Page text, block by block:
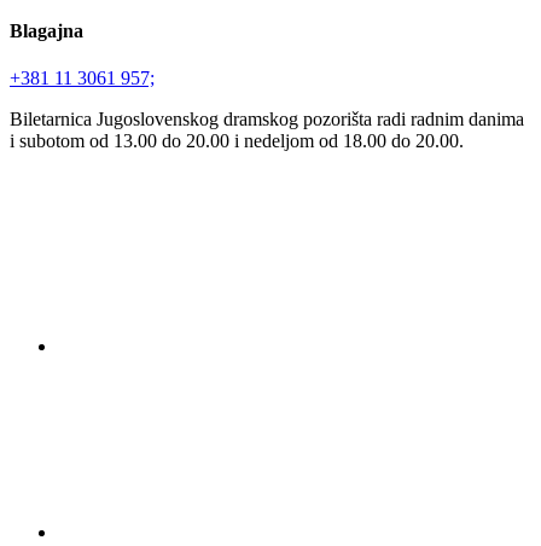
Blagajna
+381 11 3061 957;
Biletarnica Jugoslovenskog dramskog pozorišta radi radnim danima
i subotom od 13.00 do 20.00 i nedeljom od 18.00 do 20.00.